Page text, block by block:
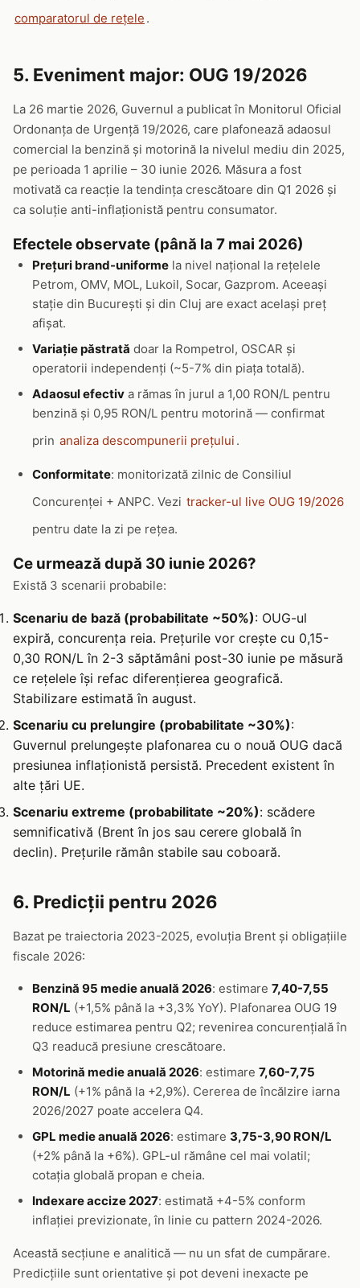
comparatorul de rețele .
5. Eveniment major: OUG 19/2026
La 26 martie 2026, Guvernul a publicat în Monitorul Oficial
Ordonanța de Urgență 19/2026, care plafonează adaosul
comercial la benzină și motorină la nivelul mediu din 2025,
pe perioada 1 aprilie – 30 iunie 2026. Măsura a fost
motivată ca reacție la tendința crescătoare din Q1 2026 și
ca soluție anti-inflaționistă pentru consumator.
Efectele observate (până la 7 mai 2026)
Prețuri brand-uniforme la nivel național la rețelele
Petrom, OMV, MOL, Lukoil, Socar, Gazprom. Aceeași
stație din București și din Cluj are exact același preț
afișat.
Variație păstrată doar la Rompetrol, OSCAR și
operatorii independenți (~5-7% din piața totală).
Adaosul efectiv a rămas în jurul a 1,00 RON/L pentru
benzină și 0,95 RON/L pentru motorină — confirmat
prin analiza descompunerii prețului .
Conformitate: monitorizată zilnic de Consiliul
Concurenței + ANPC. Vezi tracker-ul live OUG 19/2026
pentru date la zi pe rețea.
Ce urmează după 30 iunie 2026?
Există 3 scenarii probabile:
Scenariu de bază (probabilitate ~50%): OUG-ul
expiră, concurența reia. Prețurile vor crește cu 0,15-
0,30 RON/L în 2-3 săptămâni post-30 iunie pe măsură
ce rețelele își refac diferențierea geografică.
Stabilizare estimată în august.
Scenariu cu prelungire (probabilitate ~30%):
Guvernul prelungește plafonarea cu o nouă OUG dacă
presiunea inflaționistă persistă. Precedent existent în
alte țări UE.
Scenariu extreme (probabilitate ~20%): scădere
semnificativă (Brent în jos sau cerere globală în
declin). Prețurile rămân stabile sau coboară.
6. Predicții pentru 2026
Bazat pe traiectoria 2023-2025, evoluția Brent și obligațiile
fiscale 2026:
Benzină 95 medie anuală 2026: estimare 7,40-7,55
RON/L (+1,5% până la +3,3% YoY). Plafonarea OUG 19
reduce estimarea pentru Q2; revenirea concurențială în
Q3 readucă presiune crescătoare.
Motorină medie anuală 2026: estimare 7,60-7,75
RON/L (+1% până la +2,9%). Cererea de încălzire iarna
2026/2027 poate accelera Q4.
GPL medie anuală 2026: estimare 3,75-3,90 RON/L
(+2% până la +6%). GPL-ul rămâne cel mai volatil;
cotația globală propan e cheia.
Indexare accize 2027: estimată +4-5% conform
inflației previzionate, în linie cu pattern 2024-2026.
Această secțiune e analitică — nu un sfat de cumpărare.
Predicțiile sunt orientative și pot deveni inexacte pe